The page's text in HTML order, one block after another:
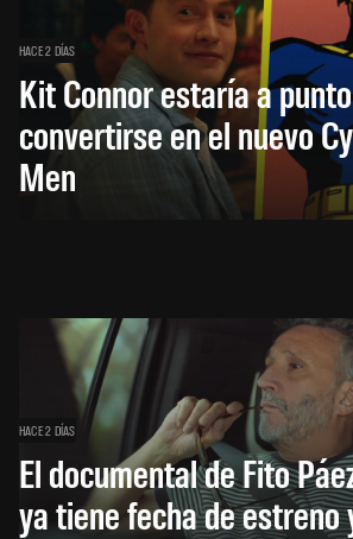
HACE 2 DÍAS
Kit Connor estaría a
convertirse en el nuevo
Men
HACE 2 DÍAS
El documental de Fito
ya tiene fecha de